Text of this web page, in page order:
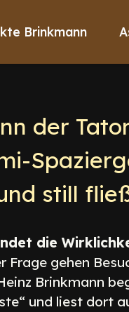
Brinkmann
der
still
die
Frage gehen
Brinkmann
und liest dort